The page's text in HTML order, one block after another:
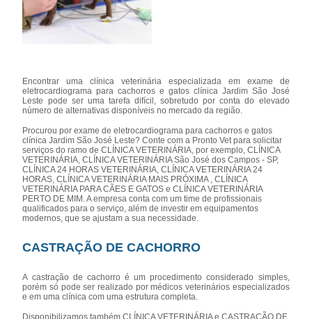
Encontrar uma clínica veterinária especializada em exame de
eletrocardiograma para cachorros e gatos clínica Jardim São José
Leste pode ser uma tarefa difícil, sobretudo por conta do elevado
número de alternativas disponíveis no mercado da região.
Procurou por exame de eletrocardiograma para cachorros e gatos
clínica Jardim São José Leste? Conte com a Pronto Vet para solicitar
serviços do ramo de CLÍNICA VETERINÁRIA, por exemplo, CLÍNICA
VETERINÁRIA, CLÍNICA VETERINÁRIA São José dos Campos - SP,
CLÍNICA 24 HORAS VETERINÁRIA, CLÍNICA VETERINÁRIA 24
HORAS, CLÍNICA VETERINÁRIA MAIS PRÓXIMA , CLÍNICA
VETERINÁRIA PARA CÃES E GATOS e CLÍNICA VETERINÁRIA
PERTO DE MIM. A empresa conta com um time de profissionais
qualificados para o serviço, além de investir em equipamentos
modernos, que se ajustam a sua necessidade.
CASTRAÇÃO DE CACHORRO
A castração de cachorro é um procedimento considerado simples,
porém só pode ser realizado por médicos veterinários especializados
e em uma clínica com uma estrutura completa.
Disponibilizamos também CLÍNICA VETERINÁRIA e CASTRAÇÃO DE